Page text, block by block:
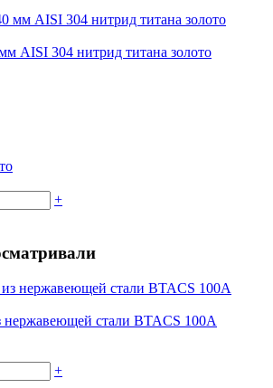
AISI 304 нитрид титана золото
+
нержавеющей стали BTACS 100А
+